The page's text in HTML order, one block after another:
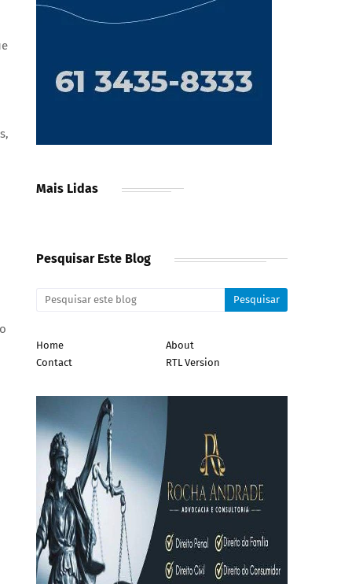
Mais Lidas
Pesquisar Este Blog
Home
About
Contact
RTL Version